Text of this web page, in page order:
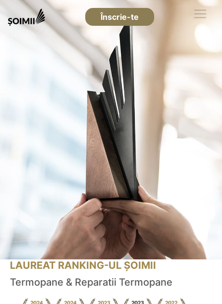
Înscrie-te
LAUREAT RANKING-UL ȘOIMII
Termopane & Reparatii Termopane